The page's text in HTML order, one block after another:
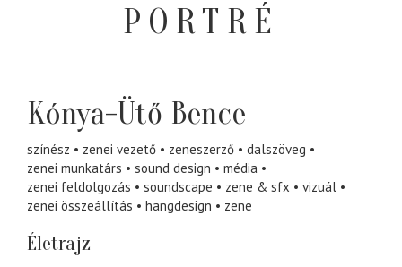
PORTRÉ
Kónya-Ütő Bence
színész zenei vezető zeneszerző
dalszöveg
zenei munkatárs
sound design
média
zenei feldolgozás
soundscape zene & sfx
vizuál
zenei összeállítás
hangdesign zene
Életrajz